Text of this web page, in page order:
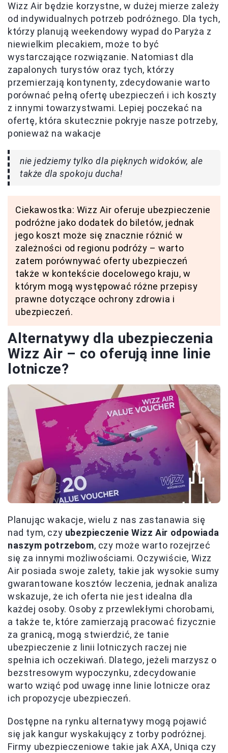
Wizz Air będzie korzystne, w dużej mierze zależy
od indywidualnych potrzeb podróżnego. Dla tych,
którzy planują weekendowy wypad do Paryża z
niewielkim plecakiem, może to być
wystarczające rozwiązanie. Natomiast dla
zapalonych turystów oraz tych, którzy
przemierzają kontynenty, zdecydowanie warto
porównać pełną ofertę ubezpieczeń i ich koszty
z innymi towarzystwami. Lepiej poczekać na
ofertę, która skutecznie pokryje nasze potrzeby,
ponieważ na wakacje
nie jedziemy tylko dla pięknych widoków, ale
także dla spokoju ducha!
Ciekawostka: Wizz Air oferuje ubezpieczenie
podróżne jako dodatek do biletów, jednak
jego koszt może się znacznie różnić w
zależności od regionu podróży – warto
zatem porównywać oferty ubezpieczeń
także w kontekście docelowego kraju, w
którym mogą występować różne przepisy
prawne dotyczące ochrony zdrowia i
ubezpieczeń.
Alternatywy dla ubezpieczenia
Wizz Air – co oferują inne linie
lotnicze?
Planując wakacje, wielu z nas zastanawia się
nad tym, czy ubezpieczenie Wizz Air odpowiada
naszym potrzebom, czy może warto rozejrzeć
się za innymi możliwościami. Oczywiście, Wizz
Air posiada swoje zalety, takie jak wysokie sumy
gwarantowane kosztów leczenia, jednak analiza
wskazuje, że ich oferta nie jest idealna dla
każdej osoby. Osoby z przewlekłymi chorobami,
a także te, które zamierzają pracować fizycznie
za granicą, mogą stwierdzić, że tanie
ubezpieczenie z linii lotniczych raczej nie
spełnia ich oczekiwań. Dlatego, jeżeli marzysz o
bezstresowym wypoczynku, zdecydowanie
warto wziąć pod uwagę inne linie lotnicze oraz
ich propozycje ubezpieczeń.
Dostępne na rynku alternatywy mogą pojawić
się jak kangur wyskakujący z torby podróżnej.
Firmy ubezpieczeniowe takie jak AXA, Uniqa czy